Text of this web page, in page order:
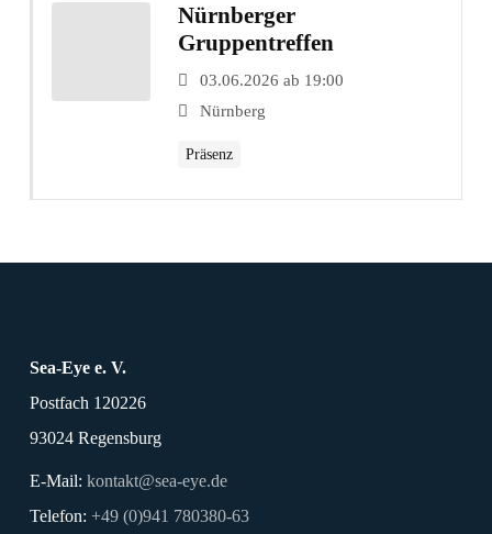
Nürnberger
Gruppentreffen
03.06.2026 ab 19:00
Nürnberg
Präsenz
Sea-Eye e. V.
Postfach 120226
93024 Regensburg
E-Mail: kontakt@sea-eye.de
Telefon: +49 (0)941 780380-63